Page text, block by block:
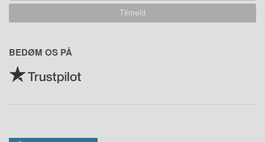
BEDØM OS PÅ